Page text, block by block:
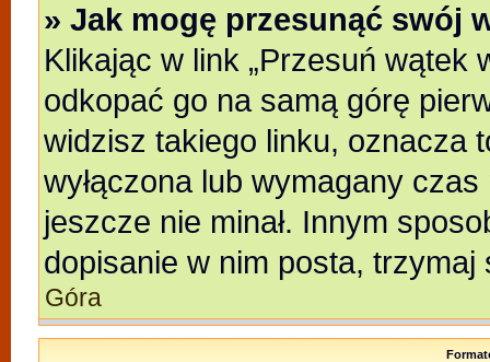
» Jak mogę przesunąć swój
Klikając w link „Przesuń wątek
odkopać go na samą górę
widzisz takiego linku, oznacza
wyłączona lub wymagany
jeszcze nie minał. Innym
dopisanie w nim posta,
Góra